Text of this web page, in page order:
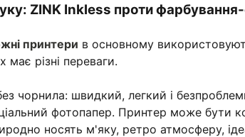
ZINK Inkless проти фарбування-
принтери в основному
різні переваги.
чорнила: швидкий, легкий і
фотопапер. Принтер може
носять м'яку, ретро атмосферу,